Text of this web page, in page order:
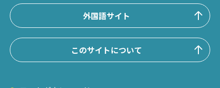
外国語サイト
このサイトについて